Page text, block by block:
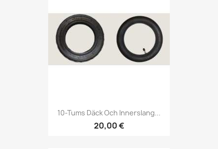
10-Tums Däck Och Innerslang...
20,00 €